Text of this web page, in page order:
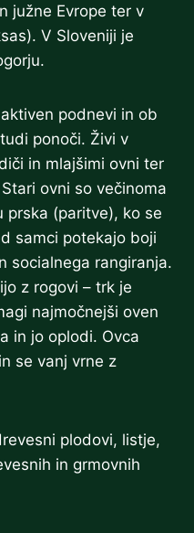
južne Evrope ter v
V Sloveniji je
podnevi in ob
ponoči. Živi v
in mlajšimi ovni ter
ovni so večinoma
prska (paritve), ko se
samci potekajo boji
socialnega rangiranja.
z rogovi – trk je
najmočnejši oven
in jo oplodi. Ovca
se vanj vrne z
plodovi, listje,
in grmovnih